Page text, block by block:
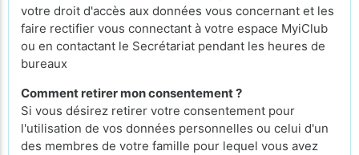
votre droit d'accès aux données vous concernant et les
faire rectifier vous connectant à votre espace MyiClub
ou en contactant le Secrétariat pendant les heures de
bureaux
Comment retirer mon consentement ?
Si vous désirez retirer votre consentement pour
l'utilisation de vos données personnelles ou celui d'un
des membres de votre famille pour lequel vous avez